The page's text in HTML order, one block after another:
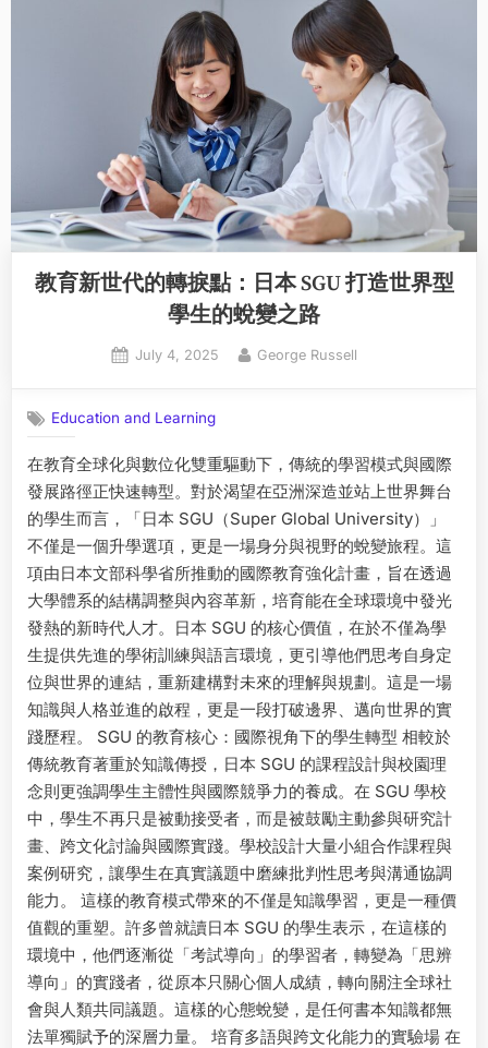
教育新世代的轉捩點：日本 SGU 打造世界型
學生的蛻變之路
Posted
July 4, 2025 By
George Russell
Education and Learning
在教育全球化與數位化雙重驅動下，傳統的學習模式與國際
發展路徑正快速轉型。對於渴望在亞洲深造並站上世界舞台
的學生而言，「日本 SGU（Super Global University）」
不僅是一個升學選項，更是一場身分與視野的蛻變旅程。這
項由日本文部科學省所推動的國際教育強化計畫，旨在透過
大學體系的結構調整與內容革新，培育能在全球環境中發光
發熱的新時代人才。日本 SGU 的核心價值，在於不僅為學
生提供先進的學術訓練與語言環境，更引導他們思考自身定
位與世界的連結，重新建構對未來的理解與規劃。這是一場
知識與人格並進的啟程，更是一段打破邊界、邁向世界的實
踐歷程。 SGU 的教育核心：國際視角下的學生轉型 相較於
傳統教育著重於知識傳授，日本 SGU 的課程設計與校園理
念則更強調學生主體性與國際競爭力的養成。在 SGU 學校
中，學生不再只是被動接受者，而是被鼓勵主動參與研究計
畫、跨文化討論與國際實踐。學校設計大量小組合作課程與
案例研究，讓學生在真實議題中磨練批判性思考與溝通協調
能力。 這樣的教育模式帶來的不僅是知識學習，更是一種價
值觀的重塑。許多曾就讀日本 SGU 的學生表示，在這樣的
環境中，他們逐漸從「考試導向」的學習者，轉變為「思辨
導向」的實踐者，從原本只關心個人成績，轉向關注全球社
會與人類共同議題。這樣的心態蛻變，是任何書本知識都無
法單獨賦予的深層力量。 培育多語與跨文化能力的實驗場 在